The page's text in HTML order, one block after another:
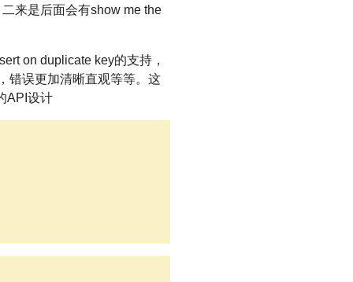
来是后面会有show me the
on duplicate key的支持，
错误更加清晰直观等等。这
API设计